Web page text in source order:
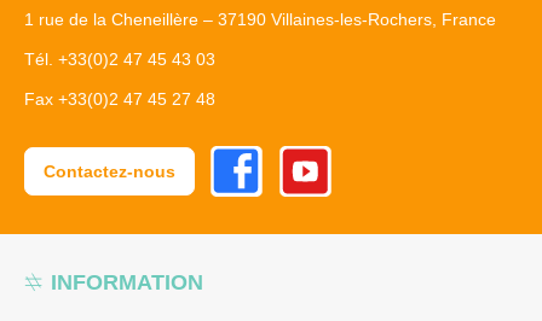
INFORMATION
1 rue de la Cheneillère – 37190 Villaines-les-Rochers, France
Tél. +33(0)2 47 45 43 03
Fax +33(0)2 47 45 27 48
Contactez-nous
FacebookYoutube